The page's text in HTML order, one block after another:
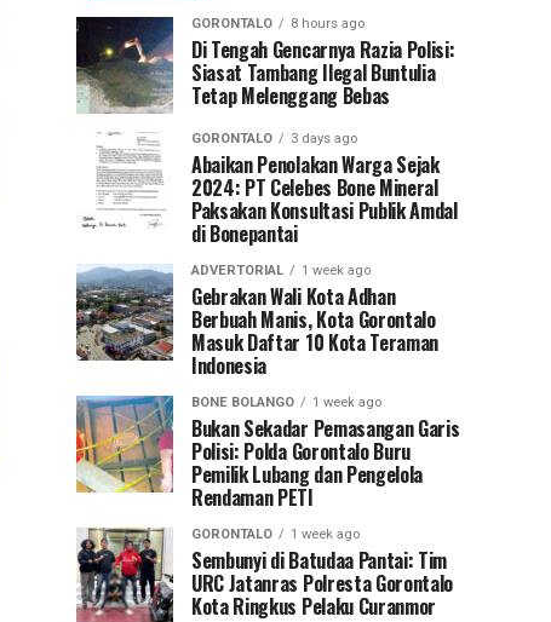
GORONTALO 8 hours ago
Di Tengah Gencarnya Razia Polisi:
Siasat Tambang Ilegal Buntulia
Tetap Melenggang Bebas
GORONTALO 3 days ago
Abaikan Penolakan Warga Sejak
2024: PT Celebes Bone Mineral
Paksakan Konsultasi Publik Amdal
di Bonepantai
ADVERTORIAL 1 week ago
Gebrakan Wali Kota Adhan
Berbuah Manis, Kota Gorontalo
Masuk Daftar 10 Kota Teraman
Indonesia
BONE BOLANGO 1 week ago
Bukan Sekadar Pemasangan Garis
Polisi: Polda Gorontalo Buru
Pemilik Lubang dan Pengelola
Rendaman PETI
GORONTALO 1 week ago
Sembunyi di Batudaa Pantai: Tim
URC Jatanras Polresta Gorontalo
Kota Ringkus Pelaku Curanmor